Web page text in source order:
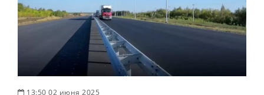
13:50 02 июня 2025